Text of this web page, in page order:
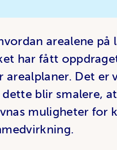
arealene
har fått
Det er
blir smalere,
muligheter